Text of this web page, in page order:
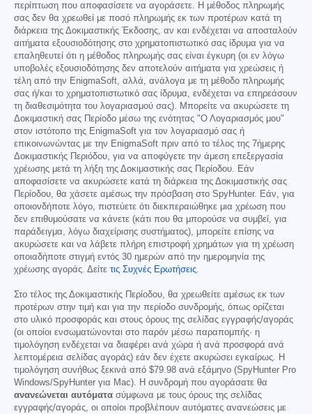
περίπτωση που αποφασίσετε να αγοράσετε. Η μέθοδος πληρωμής
σας δεν θα χρεωθεί με ποσό πληρωμής εκ των προτέρων κατά τη
διάρκεια της Δοκιμαστικής Έκδοσης, αν και ενδέχεται να αποσταλούν
αιτήματα εξουσιοδότησης στο χρηματοπιστωτικό σας ίδρυμα για να
επαληθευτεί ότι η μέθοδος πληρωμής σας είναι έγκυρη (οι εν λόγω
υποβολές εξουσιοδότησης δεν αποτελούν αιτήματα για χρεώσεις ή
τέλη από την EnigmaSoft, αλλά, ανάλογα με τη μέθοδο πληρωμής
σας ή/και το χρηματοπιστωτικό σας ίδρυμα, ενδέχεται να επηρεάσουν
τη διαθεσιμότητα του λογαριασμού σας). Μπορείτε να ακυρώσετε τη
Δοκιμαστική σας Περίοδο μέσω της ενότητας "Ο Λογαριασμός μου"
στον ιστότοπο της EnigmaSoft για τον λογαριασμό σας ή
επικοινωνώντας με την EnigmaSoft πριν από το τέλος της 7ήμερης
Δοκιμαστικής Περιόδου, για να αποφύγετε την άμεση επεξεργασία
χρέωσης μετά τη λήξη της Δοκιμαστικής σας Περίοδου. Εάν
αποφασίσετε να ακυρώσετε κατά τη διάρκεια της Δοκιμαστικής σας
Περίοδου, θα χάσετε αμέσως την πρόσβαση στο SpyHunter. Εάν, για
οποιονδήποτε λόγο, πιστεύετε ότι διεκπεραιώθηκε μια χρέωση που
δεν επιθυμούσατε να κάνετε (κάτι που θα μπορούσε να συμβεί, για
παράδειγμα, λόγω διαχείρισης συστήματος), μπορείτε επίσης να
ακυρώσετε και να λάβετε πλήρη επιστροφή χρημάτων για τη χρέωση
οποιαδήποτε στιγμή εντός 30 ημερών από την ημερομηνία της
χρέωσης αγοράς. Δείτε τις Συχνές Ερωτήσεις.
Στο τέλος της Δοκιμαστικής Περίοδου, θα χρεωθείτε αμέσως εκ των
προτέρων στην τιμή και για την περίοδο συνδρομής, όπως ορίζεται
στο υλικό προσφοράς και στους όρους της σελίδας εγγραφής/αγοράς
(οι οποίοι ενσωματώνονται στο παρόν μέσω παραπομπής· η
τιμολόγηση ενδέχεται να διαφέρει ανά χώρα ή ανά προσφορά ανά
λεπτομέρεια σελίδας αγοράς) εάν δεν έχετε ακυρώσει εγκαίρως. Η
τιμολόγηση συνήθως ξεκινά από $79.98 ανά εξάμηνο (SpyHunter Pro
Windows/SpyHunter για Mac). Η συνδρομή που αγοράσατε θα
ανανεώνεται αυτόματα σύμφωνα με τους όρους της σελίδας
εγγραφής/αγοράς, οι οποίοι προβλέπουν αυτόματες ανανεώσεις με